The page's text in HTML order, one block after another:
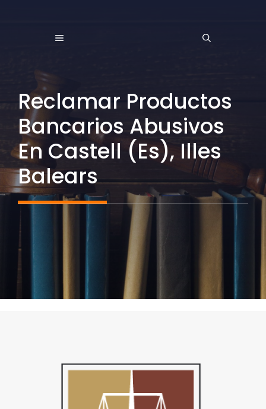
MENÚ
Reclamar Productos
Bancarios Abusivos
En Castell (Es), Illes
Balears